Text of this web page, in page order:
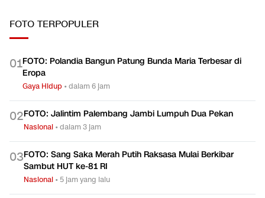
FOTO TERPOPULER
01FOTO: Polandia Bangun Patung Bunda Maria Terbesar di
Eropa
Gaya Hidup •dalam 6 jam
02FOTO: Jalintim Palembang Jambi Lumpuh Dua Pekan
Nasional •dalam 3 jam
03FOTO: Sang Saka Merah Putih Raksasa Mulai Berkibar
Sambut HUT ke-81 RI
Nasional • 5 jam yang lalu